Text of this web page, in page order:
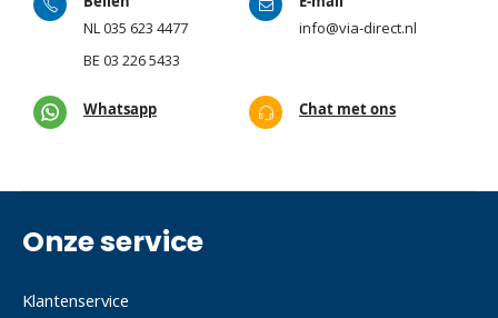
NL035 623 4477
BE 03 226 5433
info@via-direct.nl
Whatsapp Chat met ons
Onze service
Klantenservice